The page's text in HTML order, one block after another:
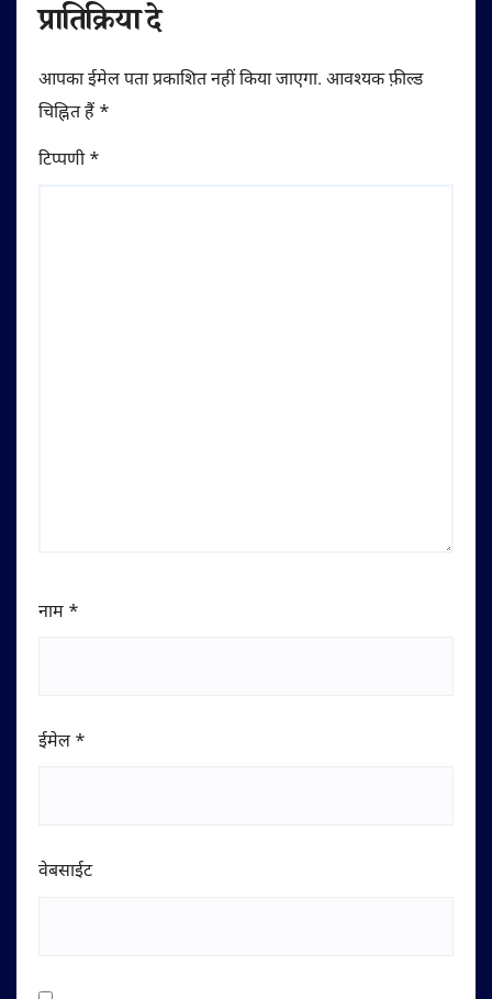
प्रातिक्रिया दे
आपका ईमेल पता प्रकाशित नहीं किया जाएगा. आवश्यक फ़ील्ड
चिह्नित हैं *
टिप्पणी*
नाम *
ईमेल *
वेबसाईट